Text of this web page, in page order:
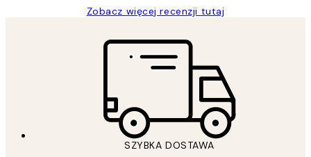
Zobacz więcej recenzji tutaj
SZYBKA DOSTAWA